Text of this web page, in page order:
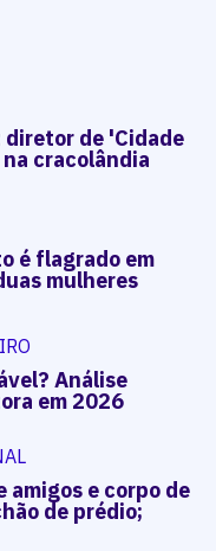
de 'Cidade
cracolândia
é flagrado em
mulheres
Análise
em 2026
amigos e corpo de
de prédio;